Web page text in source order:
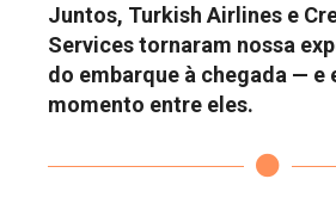
Juntos, Turkish Airlines e
Services tornaram nossa
do embarque à chegada — e
momento entre eles.